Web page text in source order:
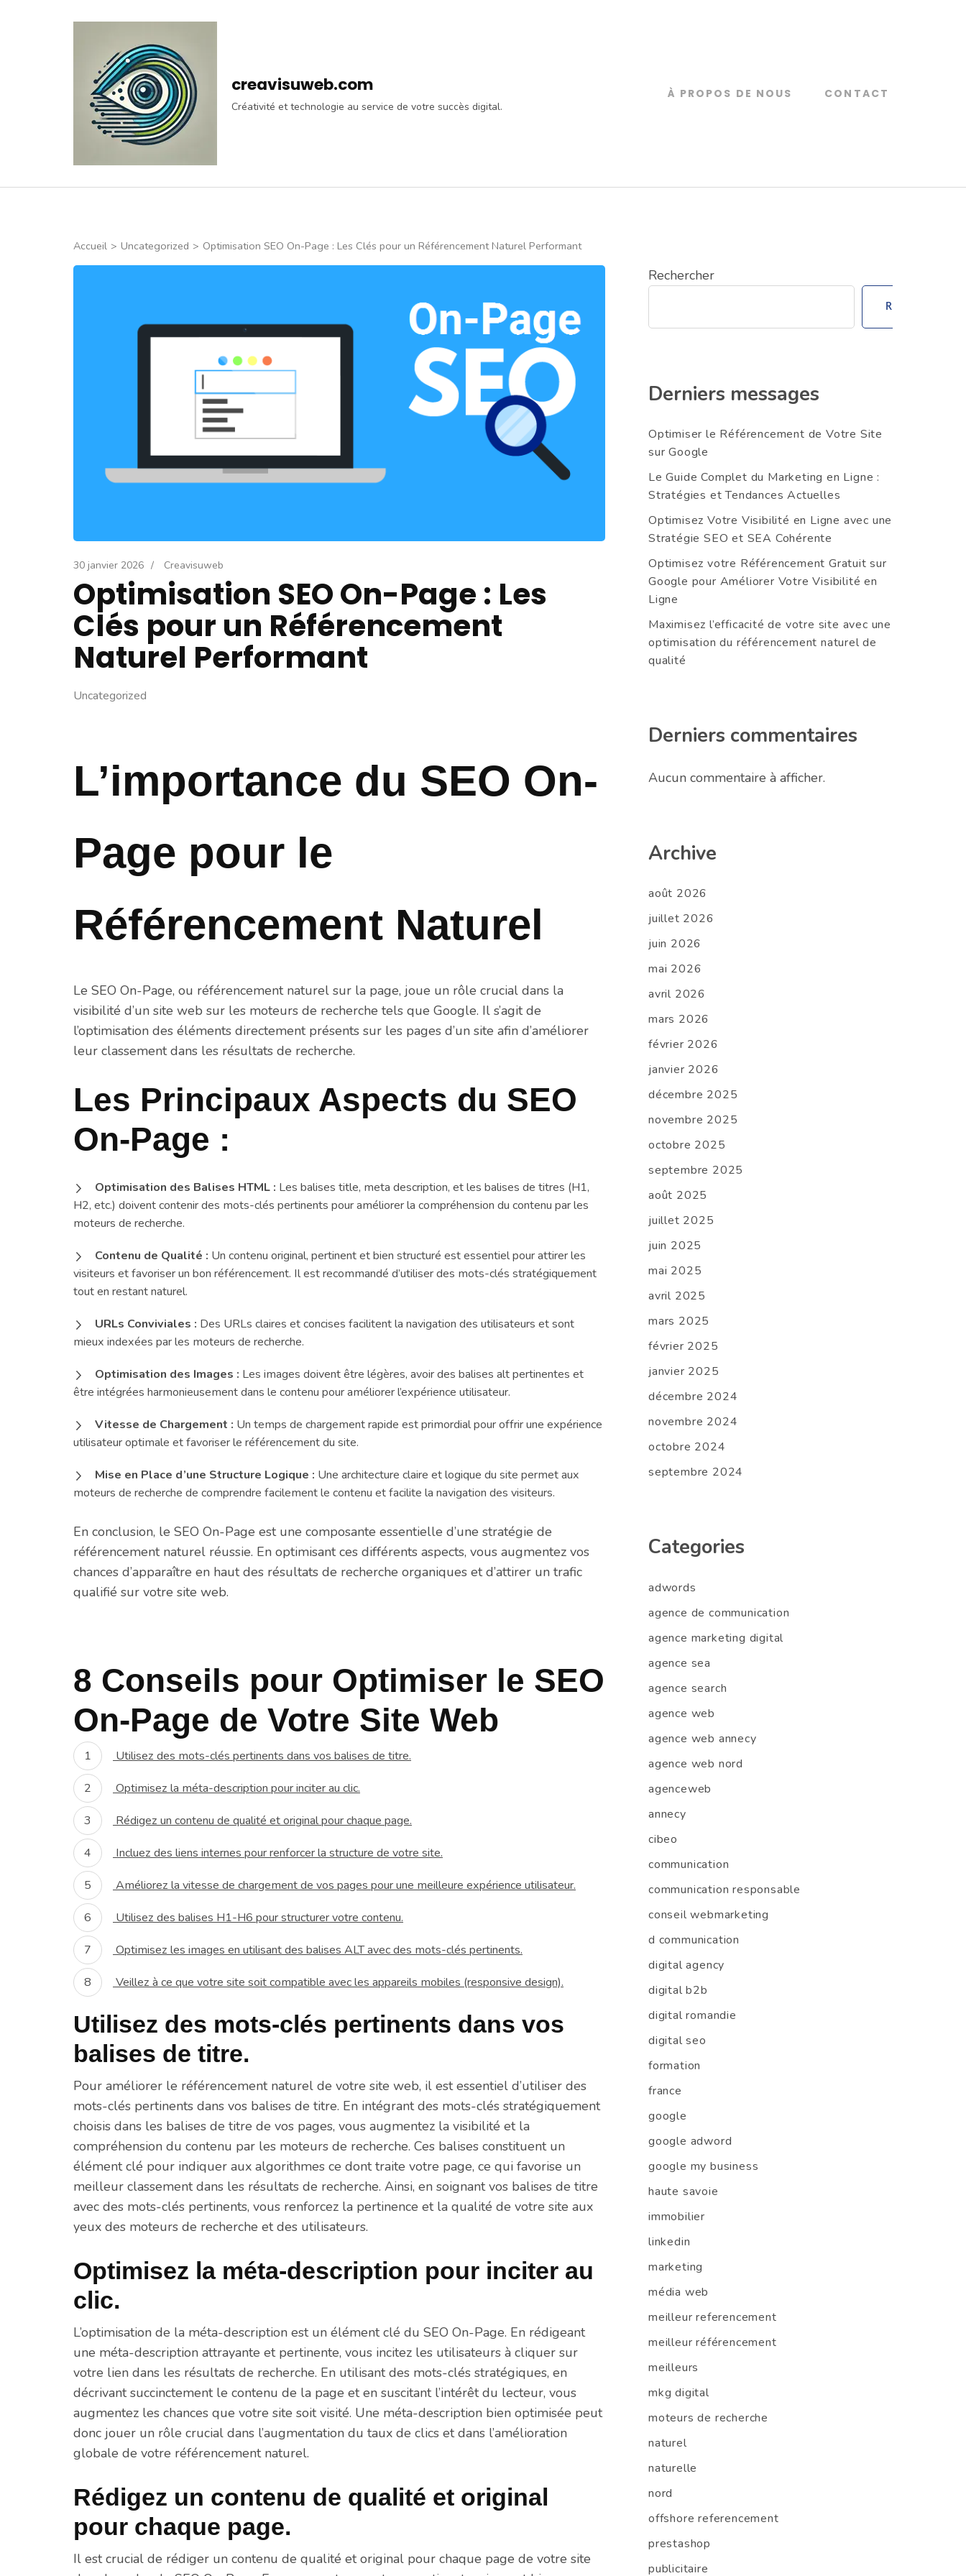
creavisuweb.com
Créativité et technologie au service de votre succès digital.
À PROPOS DE NOUS CONTACT
Accueil > Uncategorized > Optimisation SEO On-Page : Les Clés pour un Référencement Naturel Performant
30 janvier 2026 / Creavisuweb
Optimisation SEO On-Page : Les
Clés pour un Référencement
Naturel Performant
Uncategorized
L’importance du SEO On-
Page pour le
Référencement Naturel
Le SEO On-Page, ou référencement naturel sur la page, joue un rôle crucial dans la
visibilité d’un site web sur les moteurs de recherche tels que Google. Il s’agit de
l’optimisation des éléments directement présents sur les pages d’un site afin d’améliorer
leur classement dans les résultats de recherche.
Les Principaux Aspects du SEO
On-Page :
Optimisation des Balises HTML : Les balises title, meta description, et les balises de titres (H1,
H2, etc.) doivent contenir des mots-clés pertinents pour améliorer la compréhension du contenu par les
moteurs de recherche.
Contenu de Qualité : Un contenu original, pertinent et bien structuré est essentiel pour attirer les
visiteurs et favoriser un bon référencement. Il est recommandé d’utiliser des mots-clés stratégiquement
tout en restant naturel.
URLs Conviviales : Des URLs claires et concises facilitent la navigation des utilisateurs et sont
mieux indexées par les moteurs de recherche.
Optimisation des Images : Les images doivent être légères, avoir des balises alt pertinentes et
être intégrées harmonieusement dans le contenu pour améliorer l’expérience utilisateur.
Vitesse de Chargement : Un temps de chargement rapide est primordial pour offrir une expérience
utilisateur optimale et favoriser le référencement du site.
Mise en Place d’une Structure Logique : Une architecture claire et logique du site permet aux
moteurs de recherche de comprendre facilement le contenu et facilite la navigation des visiteurs.
En conclusion, le SEO On-Page est une composante essentielle d’une stratégie de
référencement naturel réussie. En optimisant ces différents aspects, vous augmentez vos
chances d’apparaître en haut des résultats de recherche organiques et d’attirer un trafic
qualifié sur votre site web.
8 Conseils pour Optimiser le SEO
On-Page de Votre Site Web
Utilisez des mots-clés pertinents dans vos balises de titre.
Optimisez la méta-description pour inciter au clic.
Rédigez un contenu de qualité et original pour chaque page.
Incluez des liens internes pour renforcer la structure de votre site.
Améliorez la vitesse de chargement de vos pages pour une meilleure expérience utilisateur.
Utilisez des balises H1-H6 pour structurer votre contenu.
Optimisez les images en utilisant des balises ALT avec des mots-clés pertinents.
Veillez à ce que votre site soit compatible avec les appareils mobiles (responsive design).
Utilisez des mots-clés pertinents dans vos
balises de titre.
Pour améliorer le référencement naturel de votre site web, il est essentiel d’utiliser des
mots-clés pertinents dans vos balises de titre. En intégrant des mots-clés stratégiquement
choisis dans les balises de titre de vos pages, vous augmentez la visibilité et la
compréhension du contenu par les moteurs de recherche. Ces balises constituent un
élément clé pour indiquer aux algorithmes ce dont traite votre page, ce qui favorise un
meilleur classement dans les résultats de recherche. Ainsi, en soignant vos balises de titre
avec des mots-clés pertinents, vous renforcez la pertinence et la qualité de votre site aux
yeux des moteurs de recherche et des utilisateurs.
Optimisez la méta-description pour inciter au
clic.
L’optimisation de la méta-description est un élément clé du SEO On-Page. En rédigeant
une méta-description attrayante et pertinente, vous incitez les utilisateurs à cliquer sur
votre lien dans les résultats de recherche. En utilisant des mots-clés stratégiques, en
décrivant succinctement le contenu de la page et en suscitant l’intérêt du lecteur, vous
augmentez les chances que votre site soit visité. Une méta-description bien optimisée peut
donc jouer un rôle crucial dans l’augmentation du taux de clics et dans l’amélioration
globale de votre référencement naturel.
Rédigez un contenu de qualité et original
pour chaque page.
Il est crucial de rédiger un contenu de qualité et original pour chaque page de votre site
Rechercher
Rechercher
Derniers messages
Optimiser le Référencement de Votre Site
sur Google
Le Guide Complet du Marketing en Ligne :
Stratégies et Tendances Actuelles
Optimisez Votre Visibilité en Ligne avec une
Stratégie SEO et SEA Cohérente
Optimisez votre Référencement Gratuit sur
Google pour Améliorer Votre Visibilité en
Ligne
Maximisez l’efficacité de votre site avec une
optimisation du référencement naturel de
qualité
Derniers commentaires
Aucun commentaire à afficher.
Archive
août 2026
juillet 2026
juin 2026
mai 2026
avril 2026
mars 2026
février 2026
janvier 2026
décembre 2025
novembre 2025
octobre 2025
septembre 2025
août 2025
juillet 2025
juin 2025
mai 2025
avril 2025
mars 2025
février 2025
janvier 2025
décembre 2024
novembre 2024
octobre 2024
septembre 2024
Categories
adwords
agence de communication
agence marketing digital
agence sea
agence search
agence web
agence web annecy
agence web nord
agenceweb
annecy
cibeo
communication
communication responsable
conseil webmarketing
d communication
digital agency
digital b2b
digital romandie
digital seo
formation
france
google
google adword
google my business
haute savoie
immobilier
linkedin
marketing
média web
meilleur referencement
meilleur référencement
meilleurs
mkg digital
moteurs de recherche
naturel
naturelle
nord
offshore referencement
prestashop
publicitaire